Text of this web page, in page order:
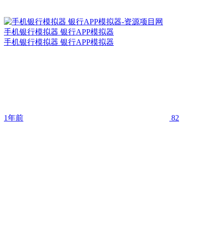
手机银行模拟器 银行APP模拟器
手机银行模拟器 银行APP模拟器
1年前 82